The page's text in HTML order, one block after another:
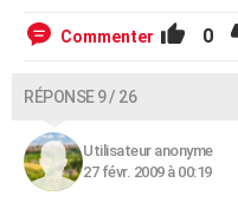
Commenter 0
RÉPONSE 9 / 26
Utilisateur anonyme
27 févr. 2009 à 00:19